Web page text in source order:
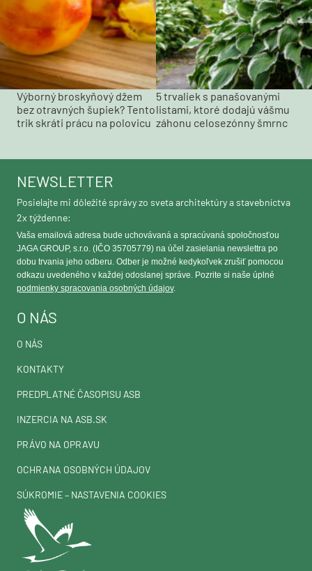
Výborný broskyňový džem
bez otravných šupiek? Tento
trik skráti prácu na polovicu
5 trvaliek s panašovanými
listami, ktoré dodajú vášmu
záhonu celosezónny šmrnc
O NÁS
O NÁS
KONTAKTY
PREDPLATNÉ ČASOPISU ASB
INZERCIA NA ASB.SK
PRÁVO NA OPRAVU
OCHRANA OSOBNÝCH ÚDAJOV
SÚKROMIE – NASTAVENIA COOKIES
NEWSLETTER
Posielajte mi dôležité správy zo sveta architektúry a stavebníctva
2x týždenne:
Vaša emailová adresa bude uchovávaná a spracúvaná spoločnosťou
JAGA GROUP, s.r.o. (IČO 35705779) na účel zasielania newslettra po
dobu trvania jeho odberu. Odber je možné kedykoľvek zrušiť pomocou
odkazu uvedeného v každej odoslanej správe. Pozrite si naše úplné
podmienky spracovania osobných údajov.